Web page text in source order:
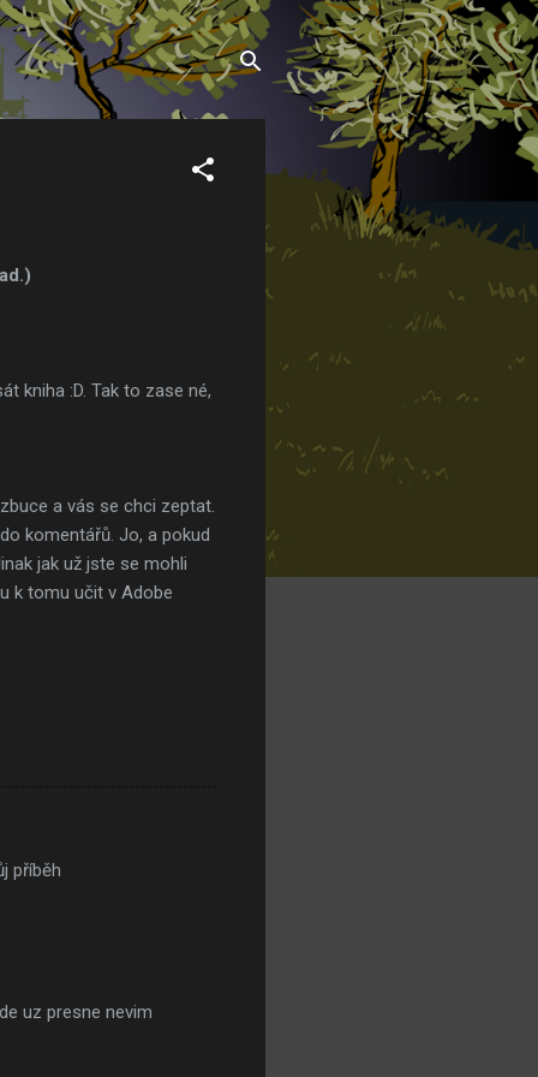
kniha :D. Tak to zase né,
a vás se chci zeptat.
komentářů. Jo, a pokud
jak už jste se mohli
k tomu učit v Adobe
příběh
uz presne nevim